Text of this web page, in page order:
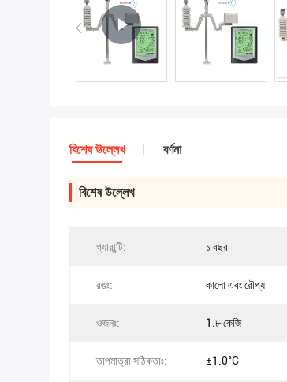
বিশেষ উল্লেখ বর্ণনা
বিশেষ উল্লেখ
গ্যারান্টি: ১ বছর
রঙঃ: কালো এবং রৌপ্য
ওজনঃ: 1.৮ কেজি
তাপমাত্রা সঠিকতাঃ: ±1.0°C